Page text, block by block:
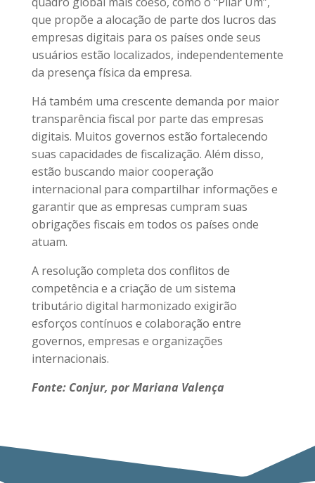
que propõe a alocação de parte dos lucros das
empresas digitais para os países onde seus
usuários estão localizados, independentemente
da presença física da empresa.
Há também uma crescente demanda por maior
transparência fiscal por parte das empresas
digitais. Muitos governos estão fortalecendo
suas capacidades de fiscalização. Além disso,
estão buscando maior cooperação
internacional para compartilhar informações e
garantir que as empresas cumpram suas
obrigações fiscais em todos os países onde
atuam.
A resolução completa dos conflitos de
competência e a criação de um sistema
tributário digital harmonizado exigirão
esforços contínuos e colaboração entre
governos, empresas e organizações
internacionais.
Fonte: Conjur, por Mariana Valença